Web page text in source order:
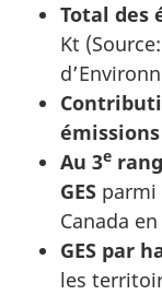
Total des
Kt
émissions
Au 3e
GES parmi
Canada
GES par
les